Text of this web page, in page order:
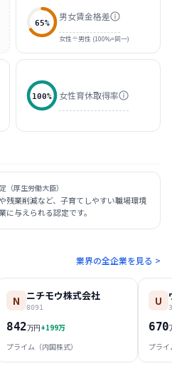
65%
男女賃金格差
女性÷男性 (100%=同一)
100% 女性育休取得率
（厚生労働大臣）
残業削減など、子育てしやすい職場環境
に与えられる認定です。
業界の全企業を見る >
N ニチモウ株式会社
8091
842万円+199万
プライム（内国株式）
U
670
プラ